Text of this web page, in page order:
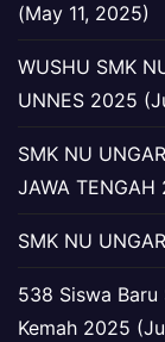
(May 11, 2025)
WUSHU SMK
UNNES 2025
SMK NU
JAWA
SMK NU
538 Siswa Baru
Kemah 2025